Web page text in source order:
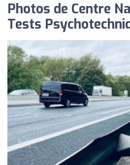
Photos de Centre
Tests